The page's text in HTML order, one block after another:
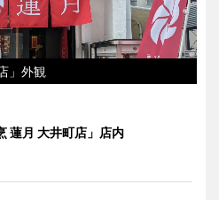
」外観
蓮月 大井町店」店内